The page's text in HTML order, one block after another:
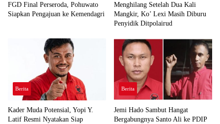
FGD Final Perseroda, Pohuwato
Siapkan Pengajuan ke Kemendagri
Menghilang Setelah Dua Kali
Mangkir, Ko’ Lexi Masih Diburu
Penyidik Ditpolairud
Berita
Kader Muda Potensial, Yopi Y.
Latif Resmi Nyatakan Siap
Berita
Jemi Hado Sambut Hangat
Bergabungnya Santo Ali ke PDIP